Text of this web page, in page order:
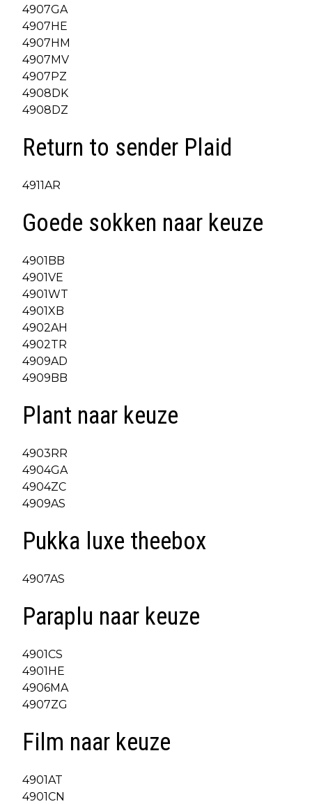
4907GA
4907HE
4907HM
4907MV
4907PZ
4908DK
4908DZ
Return to sender Plaid
4911AR
Goede sokken naar keuze
4901BB
4901VE
4901WT
4901XB
4902AH
4902TR
4909AD
4909BB
Plant naar keuze
4903RR
4904GA
4904ZC
4909AS
Pukka luxe theebox
4907AS
Paraplu naar keuze
4901CS
4901HE
4906MA
4907ZG
Film naar keuze
4901AT
4901CN